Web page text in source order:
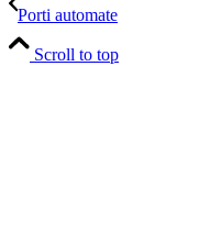
Porti automate
Scroll to top